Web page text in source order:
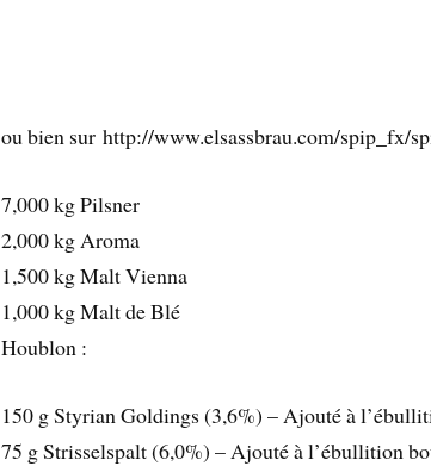
ou bien sur http://www.elsassbrau.com/spip_fx/
7,000 kg Pilsner
2,000 kg Aroma
1,500 kg Malt Vienna
1,000 kg Malt de Blé
Houblon :
150 g Styrian Goldings (3,6%) – Ajouté à
75 g Strisselspalt (6,0%) – Ajouté à l’ébullition